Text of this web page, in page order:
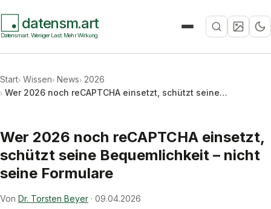
datensm.art
Datensmart. Weniger Last. Mehr Wirkung.
Suche
Start Wissen News 2026
Wer 2026 noch reCAPTCHA einsetzt, schützt seine…
Wer 2026 noch reCAPTCHA einsetzt,
schützt seine Bequemlichkeit – nicht
seine Formulare
Von Dr. Torsten Beyer · 09.04.2026